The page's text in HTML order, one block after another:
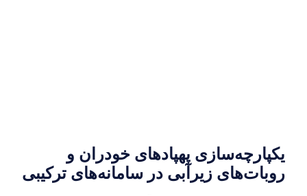
یکپارچه‌سازی پهپادهای خودران و
روبات‌های زیرآبی در سامانه‌های ترکیبی